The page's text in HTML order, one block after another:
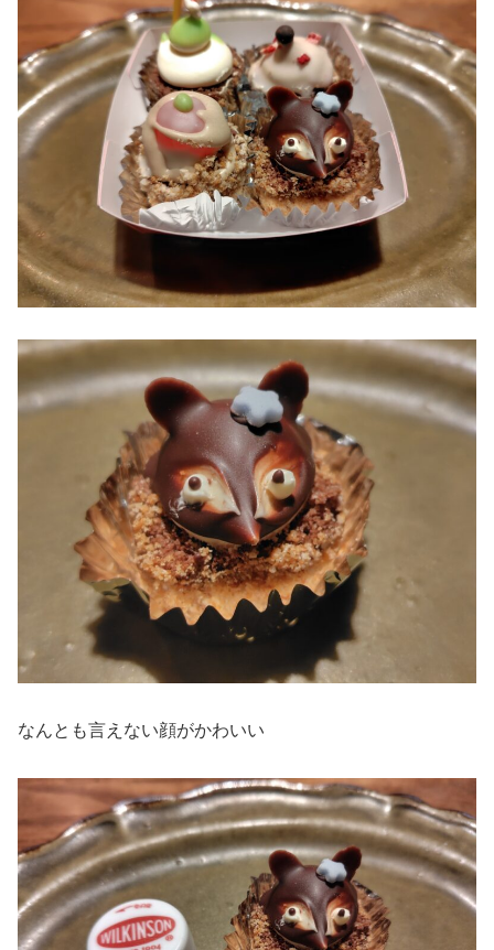
なんとも言えない顔がかわいい